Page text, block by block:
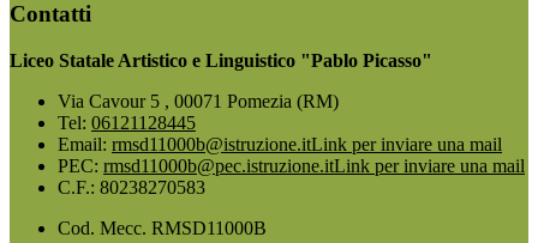
Contatti
Liceo Statale Artistico e Linguistico "Pablo Picasso"
Via Cavour 5 , 00071 Pomezia (RM)
Tel: 06121128445
Email: rmsd11000b@istruzione.itLink per inviare una mail
PEC: rmsd11000b@pec.istruzione.itLink per inviare una mail
C.F.: 80238270583
Cod. Mecc. RMSD11000B